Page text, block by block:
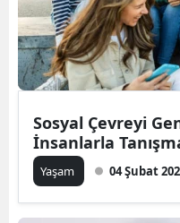
Sosyal Çevreyi
İnsanlarla
Yaşam 04 Şubat